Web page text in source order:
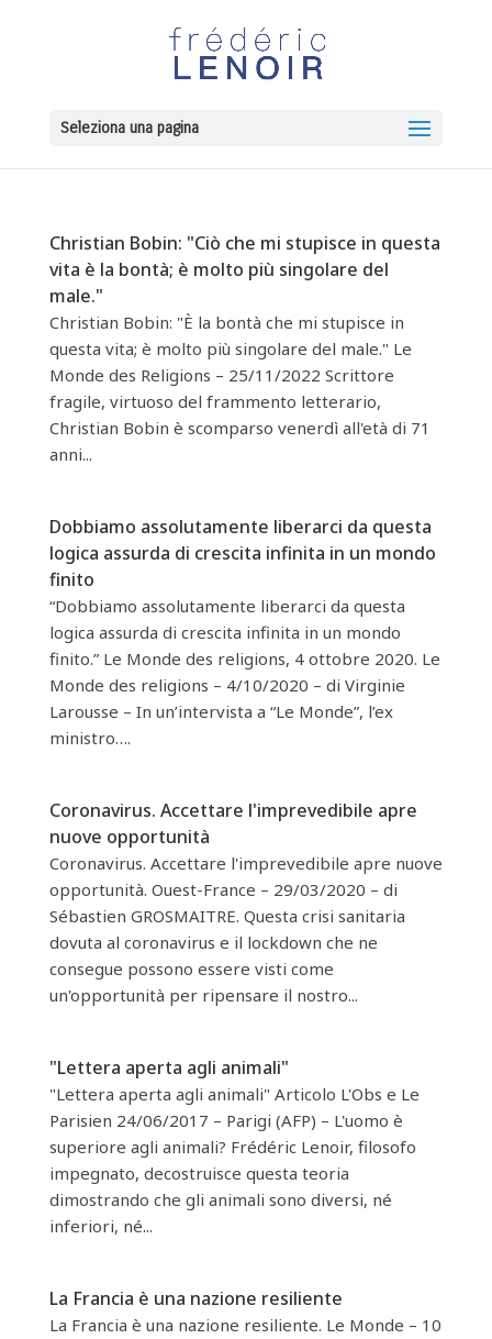
Seleziona una pagina
Christian Bobin: "Ciò che mi stupisce in questa
vita è la bontà; è molto più singolare del
male."
Christian Bobin: "È la bontà che mi stupisce in
questa vita; è molto più singolare del male." Le
Monde des Religions – 25/11/2022 Scrittore
fragile, virtuoso del frammento letterario,
Christian Bobin è scomparso venerdì all'età di 71
anni...
Dobbiamo assolutamente liberarci da questa
logica assurda di crescita infinita in un mondo
finito
“Dobbiamo assolutamente liberarci da questa
logica assurda di crescita infinita in un mondo
finito.” Le Monde des religions, 4 ottobre 2020. Le
Monde des religions – 4/10/2020 – di Virginie
Larousse – In un’intervista a “Le Monde”, l’ex
ministro….
Coronavirus. Accettare l'imprevedibile apre
nuove opportunità
Coronavirus. Accettare l'imprevedibile apre nuove
opportunità. Ouest-France – 29/03/2020 – di
Sébastien GROSMAITRE. Questa crisi sanitaria
dovuta al coronavirus e il lockdown che ne
consegue possono essere visti come
un'opportunità per ripensare il nostro...
"Lettera aperta agli animali"
"Lettera aperta agli animali" Articolo L'Obs e Le
Parisien 24/06/2017 – Parigi (AFP) – L'uomo è
superiore agli animali? Frédéric Lenoir, filosofo
impegnato, decostruisce questa teoria
dimostrando che gli animali sono diversi, né
inferiori, né...
La Francia è una nazione resiliente
La Francia è una nazione resiliente. Le Monde – 10